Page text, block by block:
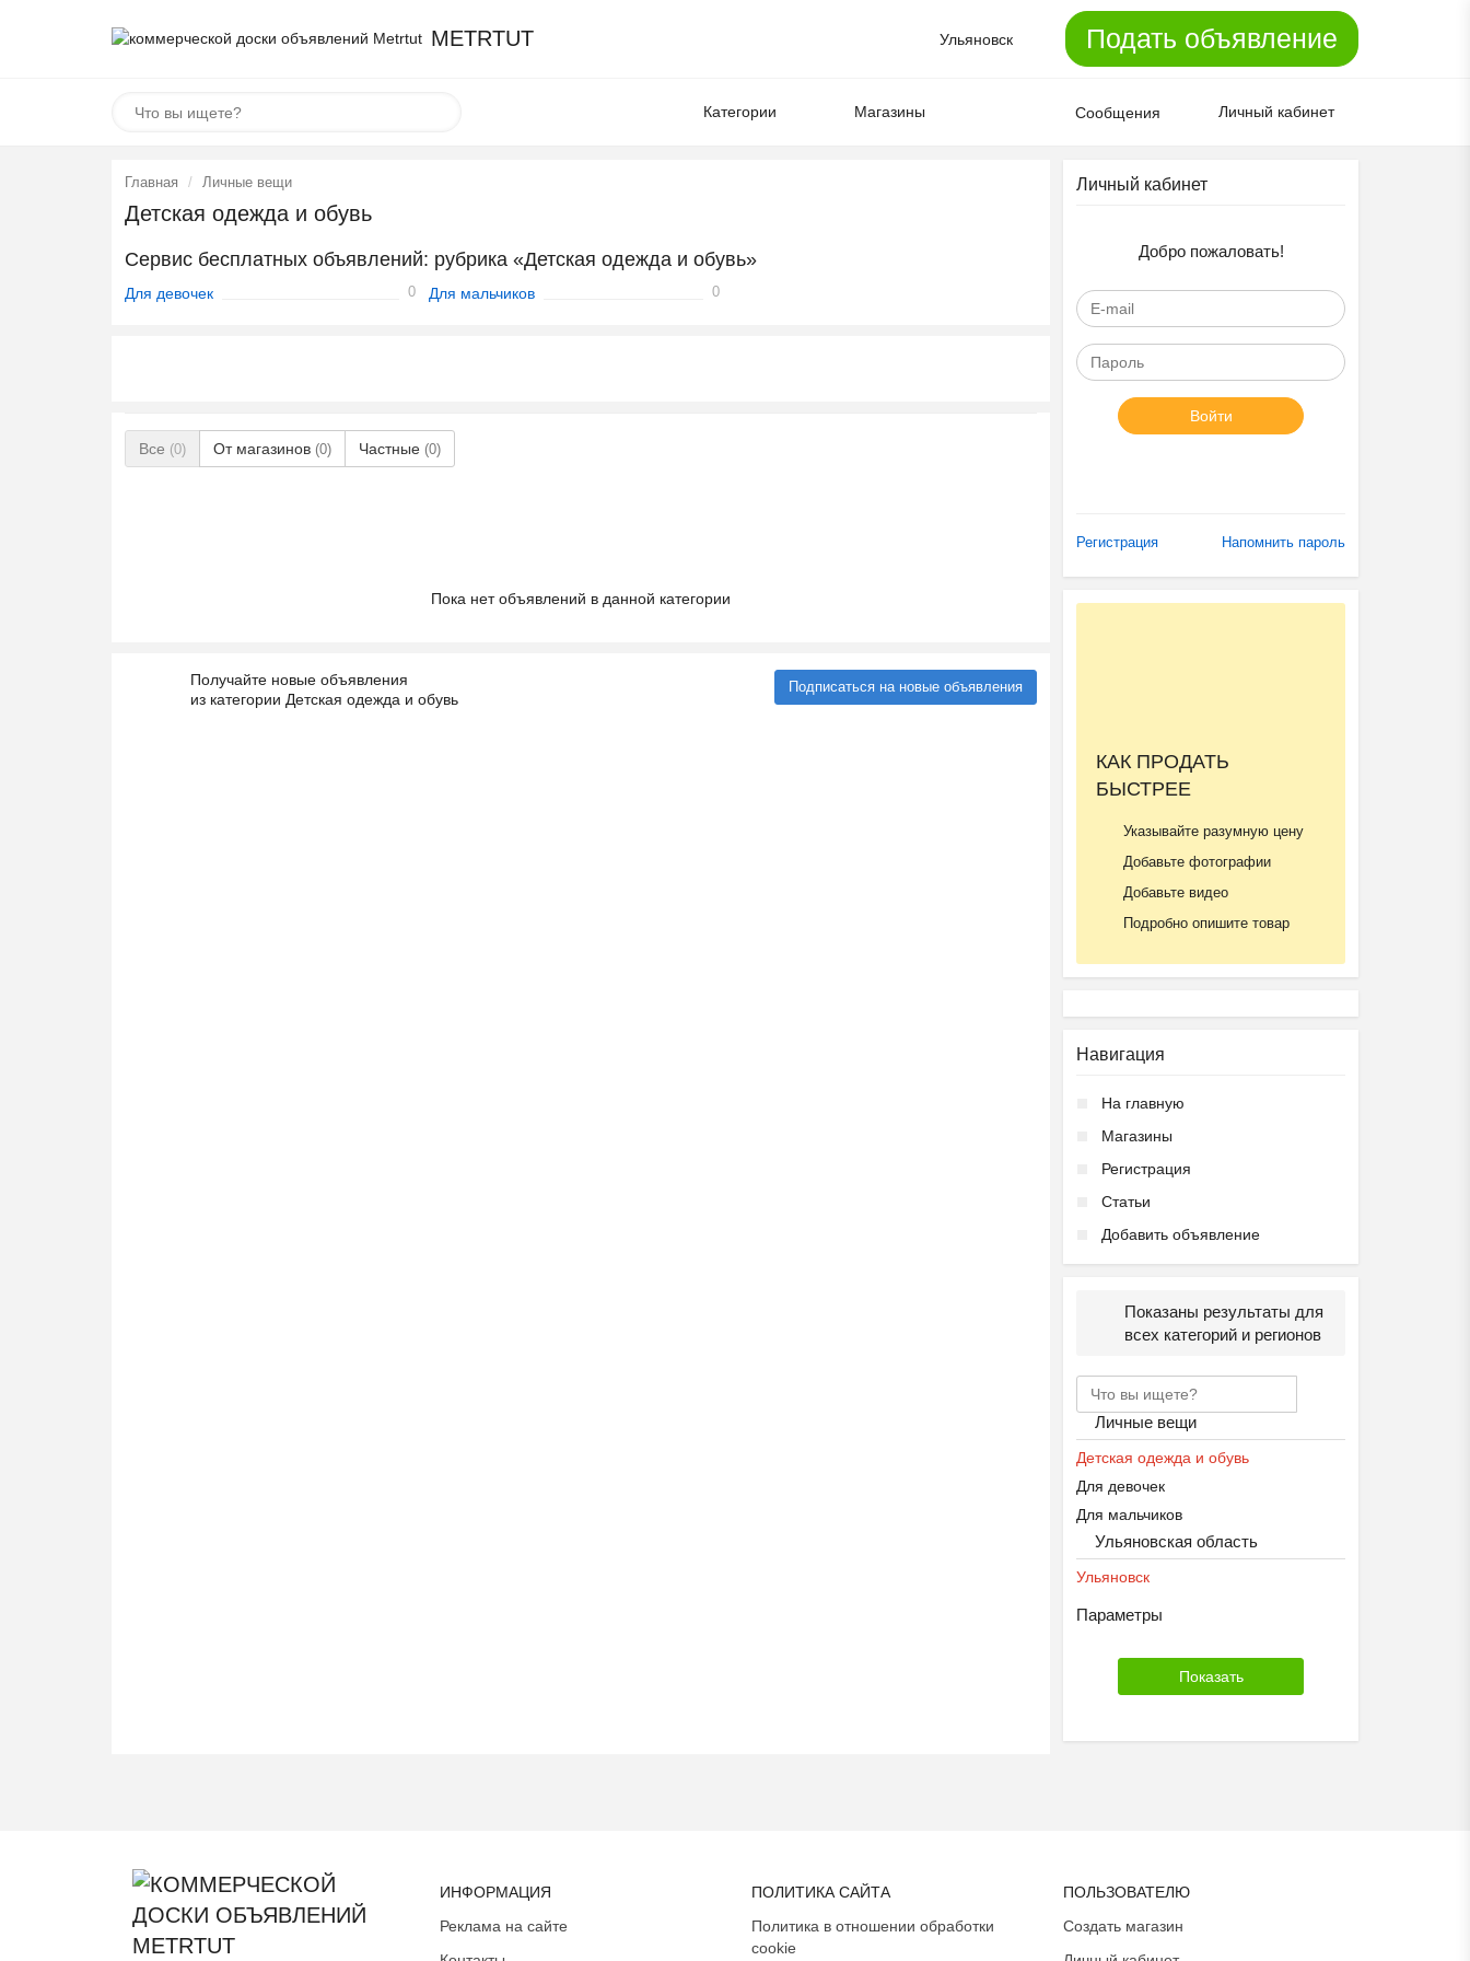
METRTUT Ульяновск Подать объявление
Категории Магазины Сообщения Личный кабинет
Главная Личные вещи
Детская одежда и обувь
Сервис бесплатных объявлений: рубрика «Детская одежда и обувь»
Для девочек 0 Для мальчиков 0
Все (0) От магазинов (0) Частные (0)
Пока нет объявлений в данной категории
Получайте новые объявления
из категории Детская одежда и обувь
Подписаться на новые объявления
Личный кабинет
Добро пожаловать!
Войти
Регистрация Напомнить пароль
КАК ПРОДАТЬ
БЫСТРЕЕ
Указывайте разумную цену
Добавьте фотографии
Добавьте видео
Подробно опишите товар
Навигация
На главную
Магазины
Регистрация
Статьи
Добавить объявление
Показаны результаты для
всех категорий и регионов
Личные вещи
Детская одежда и обувь
Для девочек
Для мальчиков
Ульяновская область
Ульяновск
Параметры
ИНФОРМАЦИЯ
Реклама на сайте
ПОЛИТИКА САЙТА
Политика в отношении обработки
cookie
ПОЛЬЗОВАТЕЛЮ
Создать магазин